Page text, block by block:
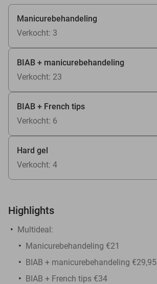
Manicurebehandeling
Verkocht: 3
BIAB + manicurebehandeling
Verkocht: 23
BIAB + French tips
Verkocht: 6
Hard gel
Verkocht: 4
Highlights
Multideal:
Manicurebehandeling €21
BIAB + manicurebehandeling €29,95
BIAB + French tips €34